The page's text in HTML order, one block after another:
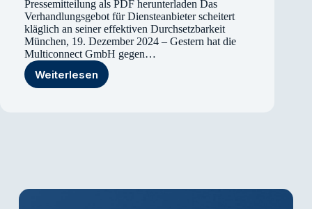
Freenet
DLS
Pressemitteilung als PDF herunterladen Das
Verhandlungsgebot für Diensteanbieter scheitert
kläglich an seiner effektiven Durchsetzbarkeit
München, 19. Dezember 2024 – Gestern hat die
Multiconnect GmbH gegen…
WeiterlesenPressemitteilung